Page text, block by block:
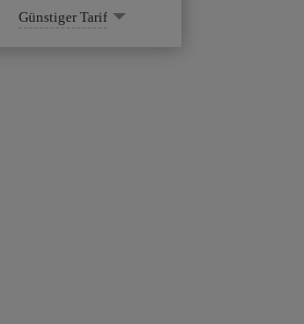
Günstiger Tarif